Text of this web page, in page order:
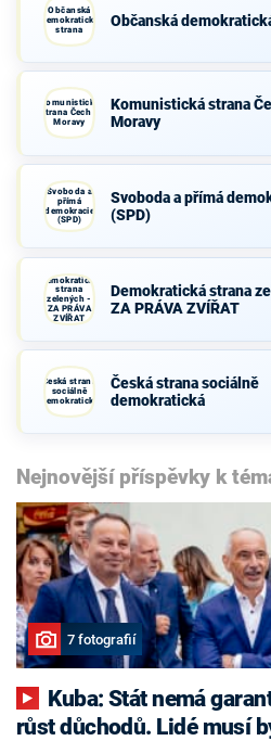
Občanská
demokratická
strana
Občanská
Komunistická
strana Čech a
Moravy
Komunistická strana
Moravy
Svoboda a
přímá
demokracie
(SPD)
Svoboda a přímá
(SPD)
Demokratická
strana
zelených -
ZA PRÁVA
ZVÍŘAT
Demokratická strana
ZA PRÁVA ZVÍŘAT
Česká strana
sociálně
demokratická
Česká strana sociálně
demokratická
Nejnovější příspěvky k
7 fotografií
růst důchodů. Lidé musí